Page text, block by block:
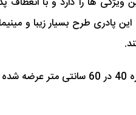
پادری طرح بسیار زیبا و